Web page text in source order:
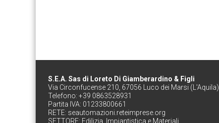
S.E.A. Sas di Loreto Di Giamberardino & Figli
Via Circonfucense 210, 67056 Luco dei Marsi (L'Aquila)
Telefono: +39 0863528931
Partita IVA: 01233800661
RETE: seautomazioni.reteimprese.org
SETTORE: Edilizia, Impiantistica e Materiali